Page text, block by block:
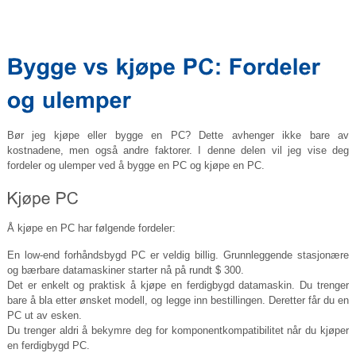
Bør jeg kjøpe eller bygge en PC? Dette avhenger ikke bare av
kostnadene, men også andre faktorer. I denne delen vil jeg vise deg
fordeler og ulemper ved å bygge en PC og kjøpe en PC.
Å kjøpe en PC har følgende fordeler:
En low-end forhåndsbygd PC er veldig billig. Grunnleggende stasjonære
og bærbare datamaskiner starter nå på rundt $ 300.
Det er enkelt og praktisk å kjøpe en ferdigbygd datamaskin. Du trenger
bare å bla etter ønsket modell, og legge inn bestillingen. Deretter får du en
PC ut av esken.
Du trenger aldri å bekymre deg for komponentkompatibilitet når du kjøper
en ferdigbygd PC.